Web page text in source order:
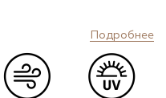
Подробнее